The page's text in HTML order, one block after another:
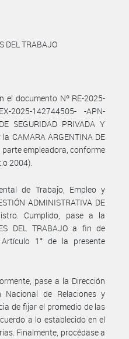
DEL TRABAJO
el documento Nº RE-2025-
2025-142744505- -APN-
SEGURIDAD PRIVADA Y
CAMARA ARGENTINA DE
parte empleadora, conforme
2004).
de Trabajo, Empleo y
ADMINISTRATIVA DE
Cumplido, pase a la
DEL TRABAJO a fin de
1° de la presente
pase a la Dirección
Nacional de Relaciones y
de fijar el promedio de las
a lo establecido en el
Finalmente, procédase a